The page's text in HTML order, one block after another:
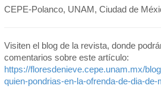
CEPE-Polanco, UNAM, Ciudad de
Visiten el blog de la revista, donde
comentarios sobre este artículo:
https://floresdenieve.cepe.unam.mx/
quien-pondrias-en-la-ofrenda-de-dia-de-